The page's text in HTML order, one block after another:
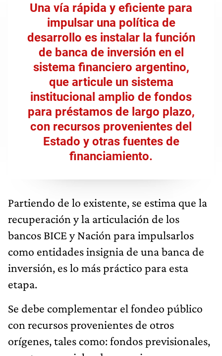
Una vía rápida y eficiente para
impulsar una política de
desarrollo es instalar la función
de banca de inversión en el
sistema financiero argentino,
que articule un sistema
institucional amplio de fondos
para préstamos de largo plazo,
con recursos provenientes del
Estado y otras fuentes de
financiamiento.
Partiendo de lo existente, se estima que la
recuperación y la articulación de los
bancos BICE y Nación para impulsarlos
como entidades insignia de una banca de
inversión, es lo más práctico para esta
etapa.
Se debe complementar el fondeo público
con recursos provenientes de otros
orígenes, tales como: fondos previsionales,